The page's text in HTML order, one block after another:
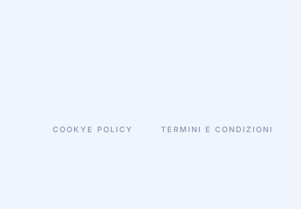
COOKYE POLICY TERMINI E CONDIZIONI